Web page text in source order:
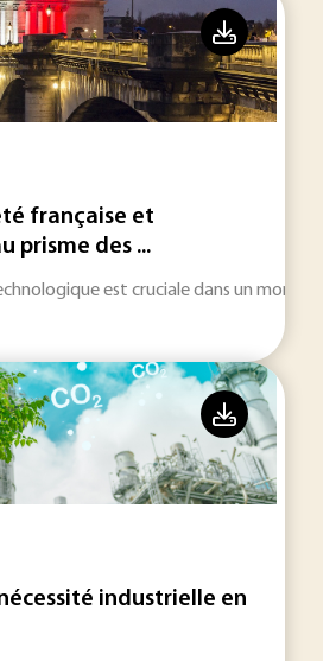
française et
prisme des ...
est cruciale dans un monde
nécessité industrielle en